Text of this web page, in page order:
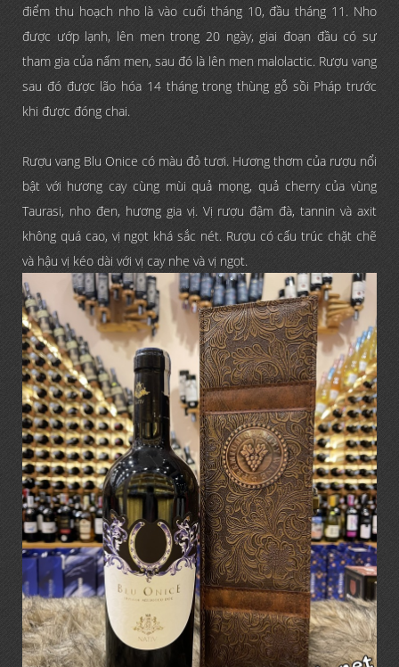
điểm thu hoạch nho là vào cuối tháng 10, đầu tháng 11. Nho
được ướp lạnh, lên men trong 20 ngày, giai đoạn đầu có sự
tham gia của nấm men, sau đó là lên men malolactic. Rượu vang
sau đó được lão hóa 14 tháng trong thùng gỗ sồi Pháp trước
khi được đóng chai.
Rượu vang Blu Onice có màu đỏ tươi. Hương thơm của rượu nổi
bật với hương cay cùng mùi quả mọng, quả cherry của vùng
Taurasi, nho đen, hương gia vị. Vị rượu đậm đà, tannin và axit
không quá cao, vị ngọt khá sắc nét. Rượu có cấu trúc chặt chẽ
và hậu vị kéo dài với vị cay nhẹ và vị ngọt.